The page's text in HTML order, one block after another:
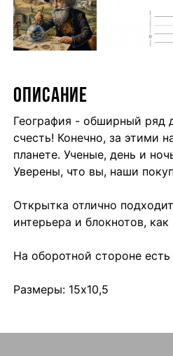
ОПИСАНИЕ
География - обширный ряд
счесть! Конечно, за этими
планете. Ученые, день и
Уверены, что вы, наши
Открытка отлично
интерьера и блокнотов,
На оборотной стороне
Размеры: 15х10,5